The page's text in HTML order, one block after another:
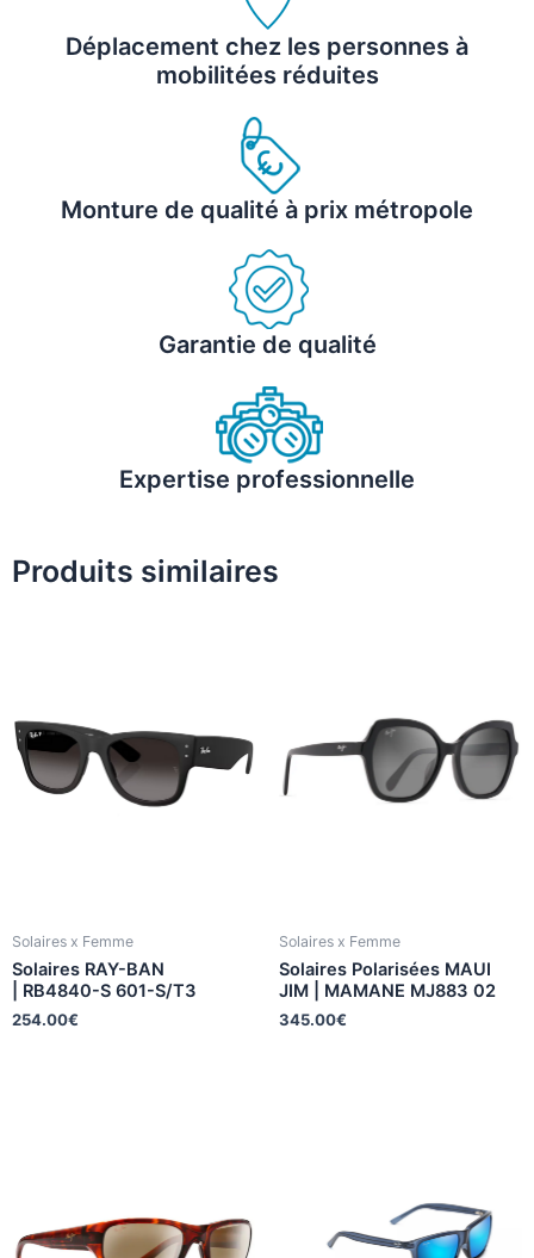
Déplacement chez les personnes à
mobilitées réduites
Monture de qualité à prix métropole
Garantie de qualité
Expertise professionnelle
Produits similaires
Solaires x Femme
Solaires RAY-BAN
| RB4840-S 601-S/T3
254.00€
Solaires x Femme
Solaires Polarisées MAUI
JIM | MAMANE MJ883 02
345.00€